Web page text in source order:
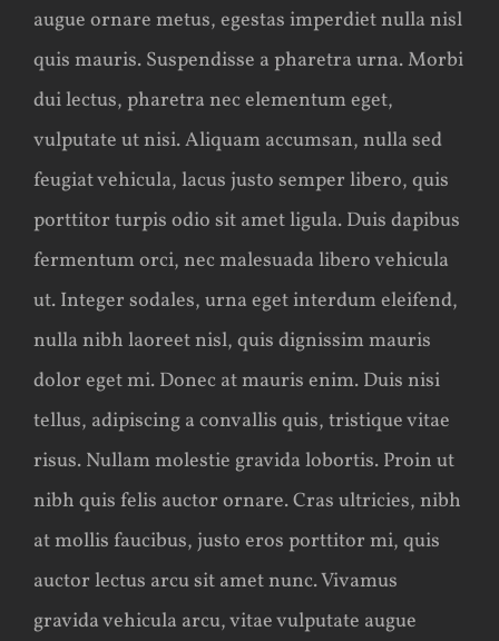
augue ornare metus, egestas imperdiet nulla nisl
quis mauris. Suspendisse a pharetra urna. Morbi
dui lectus, pharetra nec elementum eget,
vulputate ut nisi. Aliquam accumsan, nulla sed
feugiat vehicula, lacus justo semper libero, quis
porttitor turpis odio sit amet ligula. Duis dapibus
fermentum orci, nec malesuada libero vehicula
ut. Integer sodales, urna eget interdum eleifend,
nulla nibh laoreet nisl, quis dignissim mauris
dolor eget mi. Donec at mauris enim. Duis nisi
tellus, adipiscing a convallis quis, tristique vitae
risus. Nullam molestie gravida lobortis. Proin ut
nibh quis felis auctor ornare. Cras ultricies, nibh
at mollis faucibus, justo eros porttitor mi, quis
auctor lectus arcu sit amet nunc. Vivamus
gravida vehicula arcu, vitae vulputate augue